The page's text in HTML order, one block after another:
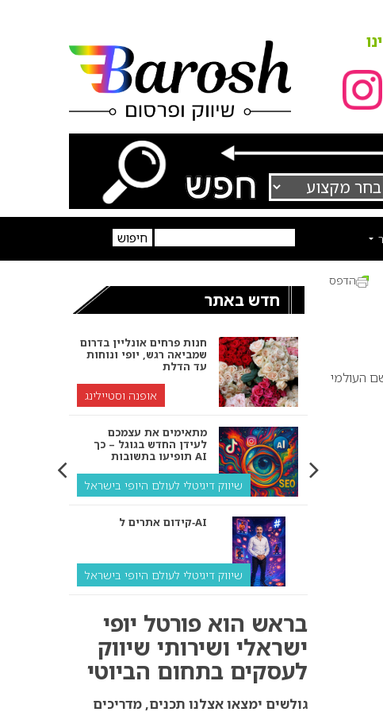
הדפס
העולמי
חדש באתר
חנות פרחים אונליין בדרום
שמביאה רגש, יופי ונוחות
עד הדלת
אופנה וסטיילינג
מתאימים את עצמכם
לעידן החדש בגוגל – כך
תופיעו בתשובות AI
שיווק דיגיטלי לעולם היופי בישראל
קידום אתרים ל‑AI
שיווק דיגיטלי לעולם היופי בישראל
ולמה העסק שלך צריך
שיווק דיגיטלי לעסקים
קידום ל‑AI לעומת קידום
בראש הוא פורטל יופי
ישראלי ושירותי שיווק
לעסקים בתחום הביוטי
גולשים ימצאו אצלנו תכנים, מדריכים